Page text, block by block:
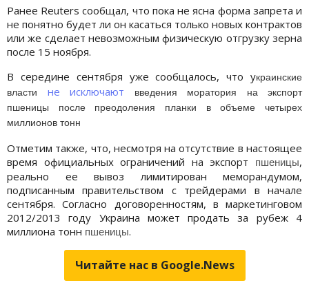
Ранее Reuters сообщал, что пока не ясна форма запрета и
не понятно будет ли он касаться только новых контрактов
или же сделает невозможным физическую отгрузку зерна
после 15 ноября.
В середине сентября уже сообщалось, что украинские
власти не исключают введения моратория на экспорт
пшеницы после преодоления планки в объеме четырех
миллионов тонн
Отметим также, что, несмотря на отсутствие в настоящее
время официальных ограничений на экспорт
пшеницы,
реально ее вывоз лимитирован меморандумом,
подписанным правительством с трейдерами в начале
сентября. Согласно договоренностям, в маркетинговом
2012/2013 году Украина может продать за рубеж 4
миллиона тонн пшеницы.
Читайте нас в Google.News